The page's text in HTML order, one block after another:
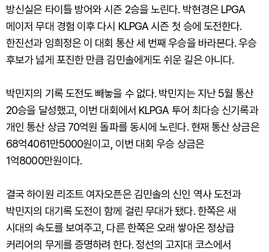
방신실은 타이틀 방어와 시즌 2승을 노린다. 박현경은 LPGA
메이저 무대 경험 이후 다시 KLPGA 시즌 첫 승에 도전한다.
한진선과 임희정은 이 대회 통산 세 번째 우승을 바라본다. 우승
후보가 넓게 포진한 만큼 김민솔에게도 쉬운 길은 아니다.
박민지의 기록 도전도 빼놓을 수 없다. 박민지는 지난 5월 통산
20승을 달성했고, 이번 대회에서 KLPGA 투어 최다승 신기록과
개인 통산 상금 70억원 돌파를 동시에 노린다. 현재 통산 상금은
68억4061만5000원이고, 이번 대회 우승 상금은
1억8000만원이다.
결국 하이원 리조트 여자오픈은 김민솔의 신인 역사 도전과
박민지의 대기록 도전이 함께 걸린 무대가 됐다. 한쪽은 새
시대의 속도를 보여주고, 다른 한쪽은 오래 쌓아온 정상급
커리어의 무게를 증명하려 한다. 정선의 고지대 코스에서